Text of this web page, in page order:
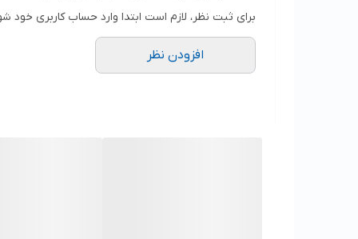
برای ثبت نظر، لازم است ابتدا وارد حساب کاربری خود
افزودن نظر